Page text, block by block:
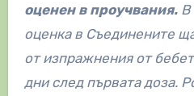
оценен в проучвания.В
оценка в Съединените
от изпражнения от
дни след първата доза.